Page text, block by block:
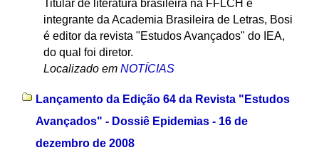
Titular de literatura brasileira na FFLCH e
integrante da Academia Brasileira de Letras, Bosi
é editor da revista "Estudos Avançados" do IEA,
do qual foi diretor.
Localizado em NOTÍCIAS
Lançamento da Edição 64 da Revista "Estudos
Avançados" - Dossiê Epidemias - 16 de
dezembro de 2008